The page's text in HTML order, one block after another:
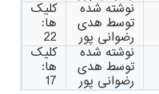
نوشته شده
توسط هدی
رضوانی پور
کلیک
ها:
22
نوشته شده
توسط هدی
رضوانی پور
کلیک
ها:
17